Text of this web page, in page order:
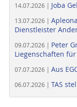
14.07.2026 | Joba
13.07.2026 |
Dienstleister
09.07.2026 | Peter
Liegenschaften
07.07.2026 | Aus
06.07.2026 | TAS